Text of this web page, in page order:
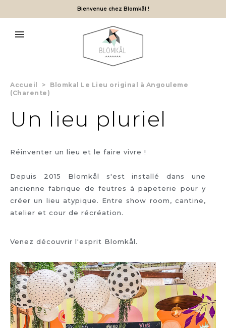
Bienvenue chez Blomkål !
Accueil >
Blomkal Le Lieu original à Angouleme
(Charente)
Un lieu pluriel
Réinventer un lieu et le faire vivre !
Depuis 2015 Blomkål s'est installé dans une
ancienne fabrique de feutres à papeterie pour y
créer un lieu atypique. Entre show room, cantine,
atelier et cour de récréation.
Venez découvrir l'esprit Blomkål.